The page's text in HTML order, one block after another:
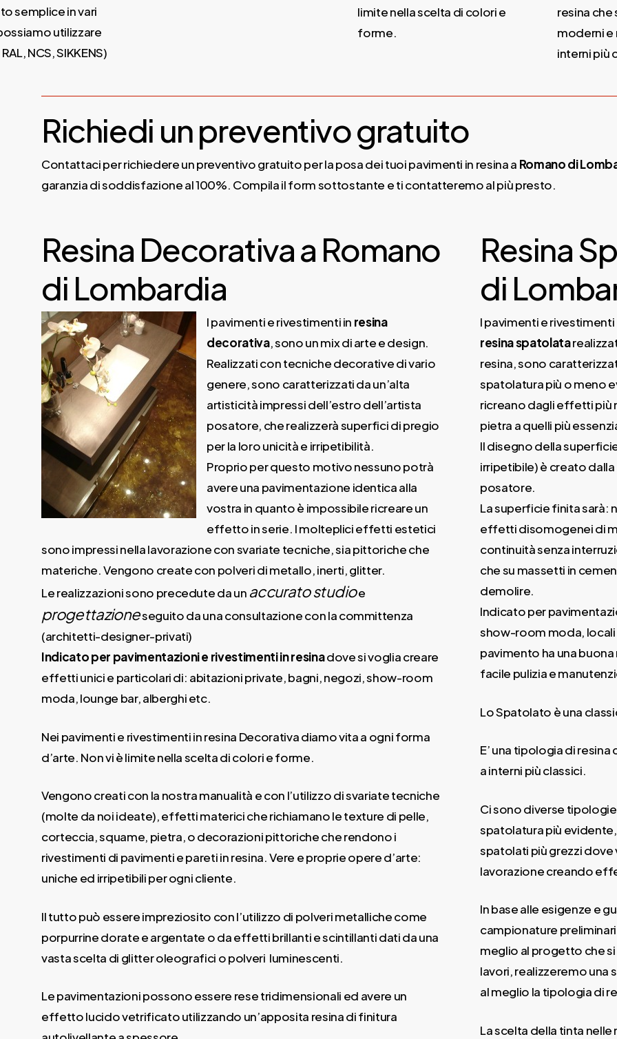
limite nella scelta di colori e
forme.
resina che
moderni e
interni più
semplice in vari
utilizzare
NCS, SIKKENS)
Richiedi un preventivo gratuito
Contattaci per richiedere un preventivo gratuito per la posa dei tuoi pavimenti in resina a Romano di
garanzia di soddisfazione al 100%. Compila il form sottostante e ti contatteremo al più presto.
Resina Decorativa a Romano
di Lombardia
I pavimenti e rivestimenti in resina
decorativa, sono un mix di arte e design.
Realizzati con tecniche decorative di vario
genere, sono caratterizzati da un’alta
artisticità impressi dell’estro dell’artista
posatore, che realizzerà superfici di pregio
per la loro unicità e irripetibilità.
Proprio per questo motivo nessuno potrà
avere una pavimentazione identica alla
vostra in quanto è impossibile ricreare un
effetto in serie. I molteplici effetti estetici
sono impressi nella lavorazione con svariate tecniche, sia pittoriche che
materiche. Vengono create con polveri di metallo, inerti, glitter.
Le realizzazioni sono precedute da un accurato studioe
progettazioneseguito da una consultazione con la committenza
(architetti-designer-privati)
Indicato per pavimentazioni e rivestimenti in resinadove si voglia creare
effetti unici e particolari di: abitazioni private, bagni, negozi, show-room
moda, lounge bar, alberghi etc.
Nei pavimenti e rivestimenti in resina Decorativa diamo vita a ogni forma
d’arte. Non vi è limite nella scelta di colori e forme.
Vengono creati con la nostra manualità e con l’utilizzo di svariate tecniche
(molte da noi ideate), effetti materici che richiamano le texture di pelle,
corteccia, squame, pietra, o decorazioni pittoriche che rendono i
rivestimenti di pavimenti e pareti in resina. Vere e proprie opere d’arte:
uniche ed irripetibili per ogni cliente.
Il tutto può essere impreziosito con l’utilizzo di polveri metalliche come
porpurrine dorate e argentate o da effetti brillanti e scintillanti dati da una
vasta scelta di glitter oleografici o polveri luminescenti.
Le pavimentazioni possono essere rese tridimensionali ed avere un
effetto lucido vetrificato utilizzando un’apposita resina di finitura
Resina
di
I pavimenti e rivestimenti
resinaspatolata
resina, sono
spatolatura più o meno
ricreano dagli effetti più
pietra a quelli più
Il disegno della
irripetibile) è creato
posatore.
La superficie finita sarà:
effetti disomogenei di
continuità senza
che su massetti in
demolire.
Indicato per
show-room moda, locali
pavimento ha una
facile pulizia e
Lo Spatolato è una
E’ una tipologia di
a interni più classici.
Ci sono diverse
spatolatura più
spatolati più grezzi
lavorazione creando
In base alle esigenze e
campionature
meglio al progetto che
lavori, realizzeremo una
al meglio la tipologia di
La scelta della tinta